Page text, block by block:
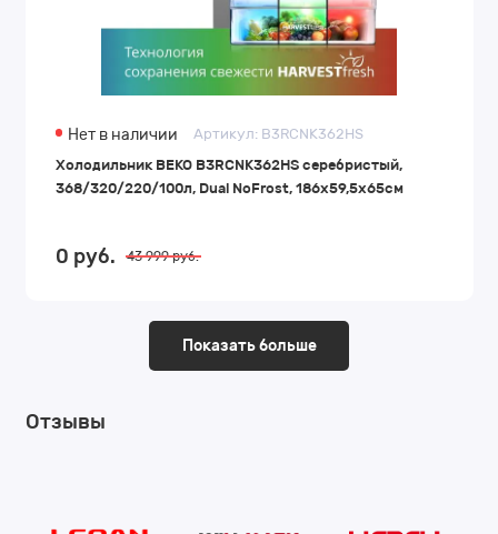
Нет в наличии Артикул: B3RCNK362HS
Холодильник BEKO B3RCNK362HS серебристый,
368/320/220/100л, Dual NoFrost, 186x59,5x65см
0 руб. 43 999руб.
Показать больше
Отзывы